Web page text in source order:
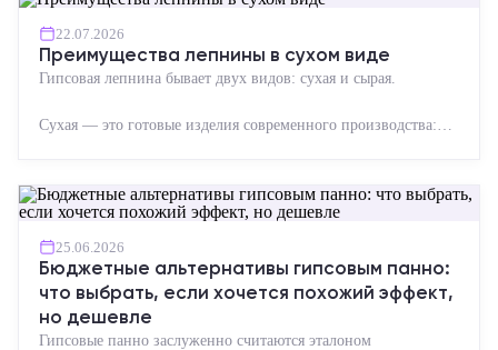
22.07.2026
Преимущества лепнины в сухом виде
Гипсовая лепнина бывает двух видов: сухая и сырая.
Сухая — это готовые изделия современного производства:
25.06.2026
Бюджетные альтернативы гипсовым панно:
что выбрать, если хочется похожий эффект,
но дешевле
Гипсовые панно заслуженно считаются эталоном